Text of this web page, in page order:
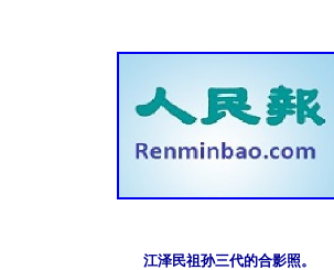
江泽民祖孙三代的合影照。